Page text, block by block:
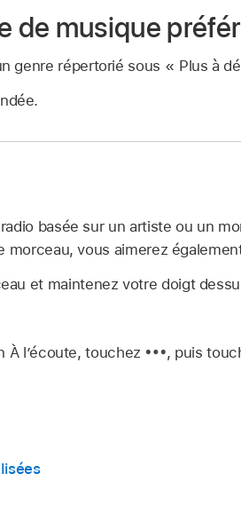
de musique
genre répertorié sous « Plus à
basée sur un artiste ou un
vous aimerez
et maintenez votre doigt
À l’écoute, touchez
, puis